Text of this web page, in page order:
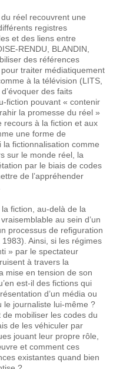
réel recouvrent une
registres
et des liens entre
RENDU, BLANDIN,
des références
traiter médiatiquement
à la télévision (LITS,
des faits
fiction pouvant « contenir
la promesse du réel »
recours à la fiction et aux
une forme de
fictionnalisation comme
sur le monde réel, la
par le biais de codes
de l’appréhender
fiction, au-delà de la
au sein d’un
processus de refiguration
Ainsi, si les régimes
» par le spectateur
à travers la
mise en tension de son
est-il des fictions qui
d’un média ou
le journaliste lui-même ?
de mobiliser les codes du
de les véhiculer par
jouant leur propre rôle,
et comment ces
existantes quand bien